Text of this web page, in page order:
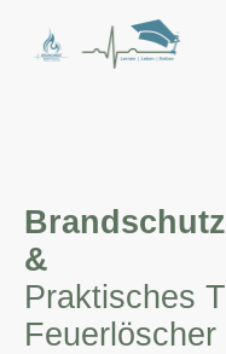
&
Praktisches
Feuerlöscher